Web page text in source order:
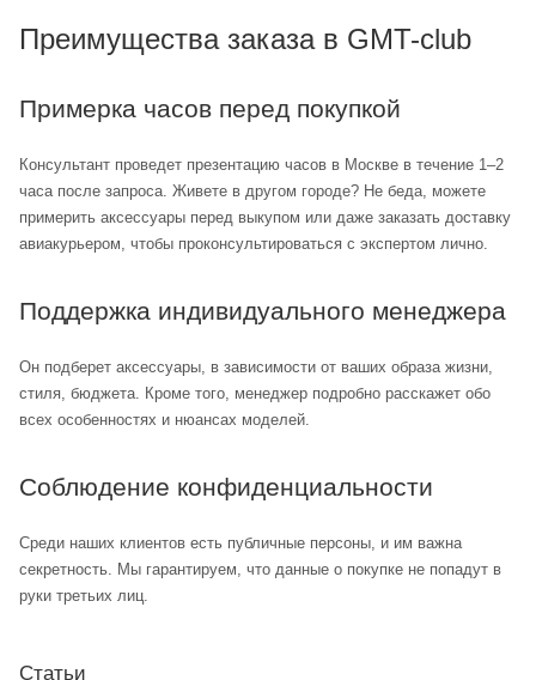
Преимущества заказа в GMT-club
Примерка часов перед покупкой
Консультант проведет презентацию часов в Москве в течение 1–2
часа после запроса. Живете в другом городе? Не беда, можете
примерить аксессуары перед выкупом или даже заказать доставку
авиакурьером, чтобы проконсультироваться с экспертом лично.
Поддержка индивидуального менеджера
Он подберет аксессуары, в зависимости от ваших образа жизни,
стиля, бюджета. Кроме того, менеджер подробно расскажет обо
всех особенностях и нюансах моделей.
Соблюдение конфиденциальности
Среди наших клиентов есть публичные персоны, и им важна
секретность. Мы гарантируем, что данные о покупке не попадут в
руки третьих лиц.
Статьи